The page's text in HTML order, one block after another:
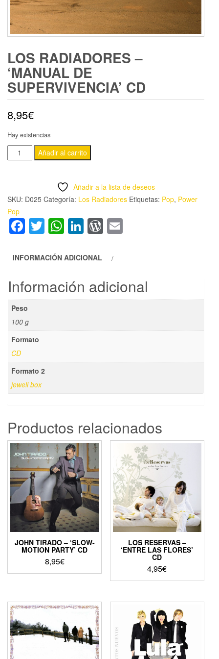
LOS RADIADORES –
‘MANUAL DE
SUPERVIVENCIA’ CD
8,95€
Hay existencias
LOS
RADIADORES
DE
SUPERVIVENCIA'
CD
cantidad
Añadir al carrito
Añadir a la lista de deseos
SKU: D025 Categoría: Los Radiadores Etiquetas: Pop, Power
Pop
Facebook
Twitter
WhatsApp
LinkedIn
WordPress
INFORMACIÓN ADICIONAL
Información adicional
Peso
100 g
Formato
CD
Formato 2
jewell box
Productos relacionados
JOHN TIRADO – ‘SLOW-
MOTION PARTY’ CD
8,95€
LOS RESERVAS –
‘ENTRE LAS FLORES’
CD
4,95€